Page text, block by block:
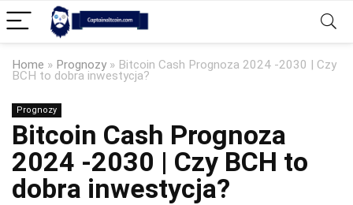
Home » Prognozy» Bitcoin Cash Prognoza 2024 -2030 | Czy
BCH to dobra inwestycja?
Prognozy
Bitcoin Cash Prognoza
2024 -2030 | Czy BCH to
dobra inwestycja?